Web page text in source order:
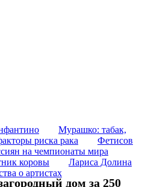
Мурашко: табак,
риска рака
Фетисов
на чемпионаты мира
коровы
Лариса Долина
о артистах
дом за 250